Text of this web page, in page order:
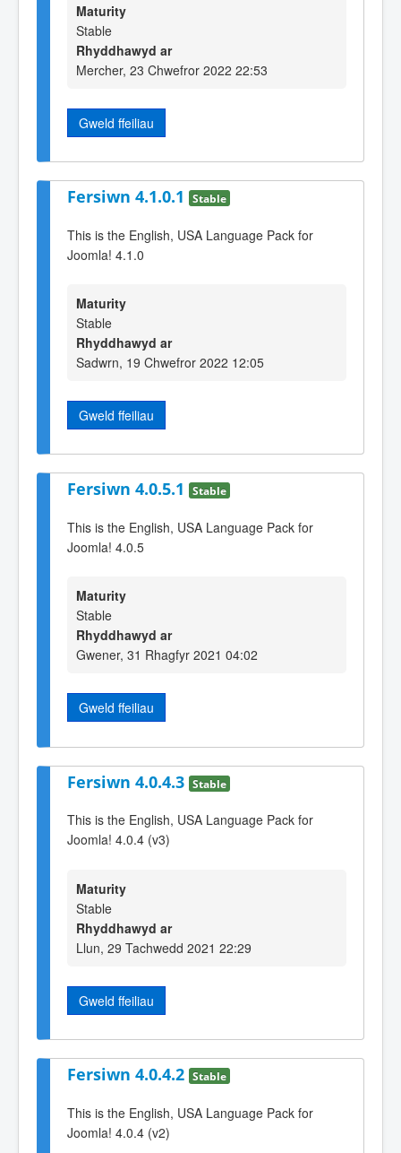
Maturity
Stable
Rhyddhawyd ar
Mercher, 23 Chwefror 2022 22:53
Gweld ffeiliau
Fersiwn 4.1.0.1 Stable
This is the English, USA Language Pack for
Joomla! 4.1.0
Maturity
Stable
Rhyddhawyd ar
Sadwrn, 19 Chwefror 2022 12:05
Gweld ffeiliau
Fersiwn 4.0.5.1 Stable
This is the English, USA Language Pack for
Joomla! 4.0.5
Maturity
Stable
Rhyddhawyd ar
Gwener, 31 Rhagfyr 2021 04:02
Gweld ffeiliau
Fersiwn 4.0.4.3 Stable
This is the English, USA Language Pack for
Joomla! 4.0.4 (v3)
Maturity
Stable
Rhyddhawyd ar
Llun, 29 Tachwedd 2021 22:29
Gweld ffeiliau
Fersiwn 4.0.4.2 Stable
This is the English, USA Language Pack for
Joomla! 4.0.4 (v2)